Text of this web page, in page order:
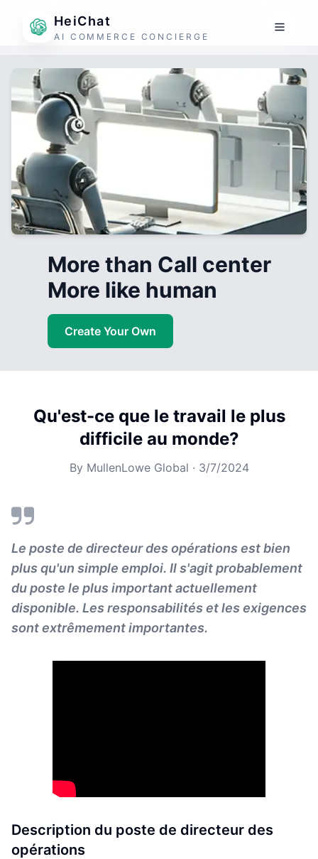
HeiChat
AI COMMERCE CONCIERGE
More than Call center
More like human
Create Your Own
Qu'est-ce que le travail le plus
difficile au monde?
By MullenLowe Global · 3/7/2024
Le poste de directeur des opérations est bien
plus qu'un simple emploi. Il s'agit probablement
du poste le plus important actuellement
disponible. Les responsabilités et les exigences
sont extrêmement importantes.
Description du poste de directeur des
opérations